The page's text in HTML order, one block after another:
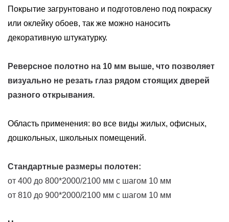
Покрытие загрунтовано и подготовлено под покраску
или оклейку обоев, так же можно наносить
декоративную штукатурку.
Реверсное полотно на 10 мм выше, что позволяет
визуально не резать глаз рядом стоящих дверей
разного открывания.
Область применения: во все виды жилых, офисных,
дошкольных, школьных помещений.
Стандартные размеры полотен:
от 400 до 800*2000/2100 мм с шагом 10 мм
от 810 до 900*2000/2100 мм с шагом 10 мм